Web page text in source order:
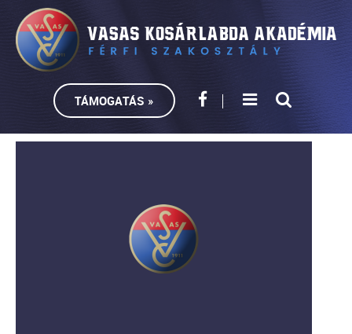
TÁMOGATÁS »